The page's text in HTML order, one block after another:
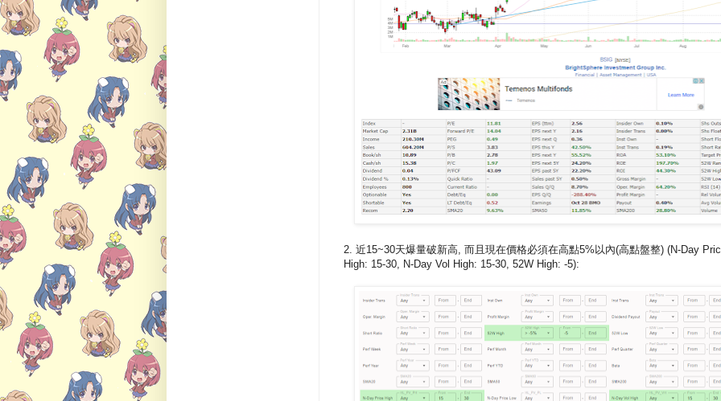
2. 近15~30天爆量破新高, 而且現在價格必須在高點5%以內(高點盤整) (N-Day
High: 15-30, N-Day Vol High: 15-30, 52W High: -5):